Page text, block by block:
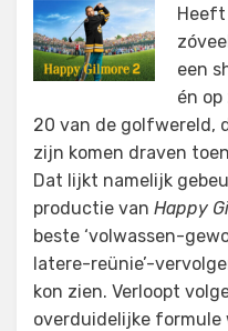
een
én op
20 van de golfwereld,
zijn komen draven
Dat lijkt namelijk
productie van Happy
beste ‘volwassen-
latere-reünie’-
kon zien. Verloopt
overduidelijke formule